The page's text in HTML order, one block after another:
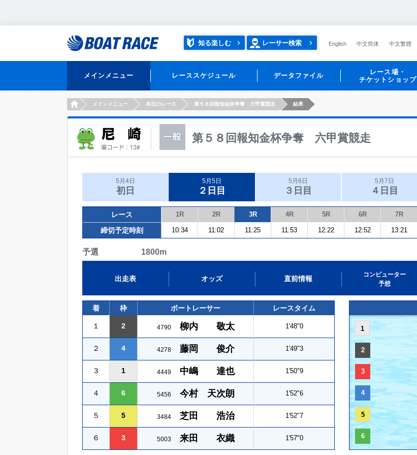
知る楽しむ レーサー検索 English 中文简体 中文繁體
メインメニュー レーススケジュール データファイル
レース場・
チケットショップ
HOMEメインメニュー 本日のレース 第５８回報知金杯争奪 六甲賞競走 結果
第５８回報知金杯争奪 六甲賞競走
5月4日
初日
5月5日
２日目
5月6日
３日目
5月7日
４日目
レース 1R 2R 3R 4R 5R 6R 7R
締切予定時刻 10:34 11:02 11:25 11:53 12:22 12:52 13:21
予選 1800m
出走表 オッズ 直前情報
コンピューター
予想
着 枠 ボートレーサー レースタイム
１ 2 4790 柳内 敬太 1'48"0
２ 4 4278 藤岡 俊介 1'49"3
３ 1 4449 中嶋 達也 1'50"9
４ 6 5456 今村 天次朗 1'52"6
５ 5 3484 芝田 浩治 1'52"7
６ 3 5003 来田 衣織 1'57"0
1
2
3
4
5
6